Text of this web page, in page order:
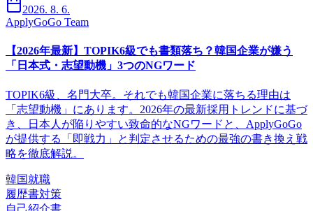
2026. 8. 6.
ApplyGoGo Team
【2026年最新】TOPIK6級でも書類落ち？韓国企業が嫌う
「日本式・志望動機」3つのNGワード
TOPIK6級、名門大卒。それでも韓国企業に落ちる理由は
「志望動機」にあります。2026年の最新採用トレンドに基づ
き、日本人が陥りやすい致命的なNGワードと、ApplyGoGo
が提供する「即戦力」と判定させるための最強の書き換え戦
略を徹底解説。
韓国就職
履歴書対策
自己紹介書